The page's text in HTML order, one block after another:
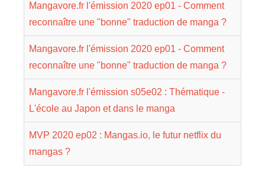
Mangavore.fr l'émission 2020 ep01 - Comment
reconnaître une "bonne" traduction de manga ?
Mangavore.fr l'émission 2020 ep01 - Comment
reconnaître une "bonne" traduction de manga ?
Mangavore.fr l'émission s05e02 : Thématique -
L'école au Japon et dans le manga
MVP 2020 ep02 : Mangas.io, le futur netflix du
mangas ?